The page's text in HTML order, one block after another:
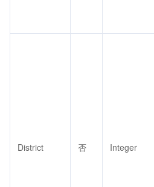
District 否 Integer